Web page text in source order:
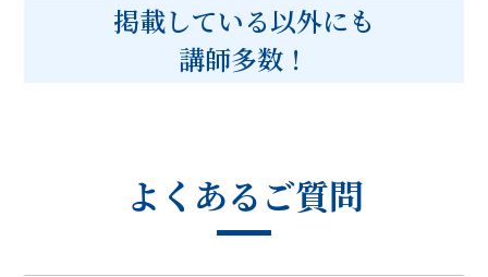
掲載している以外にも
講師多数！
よくあるご質問